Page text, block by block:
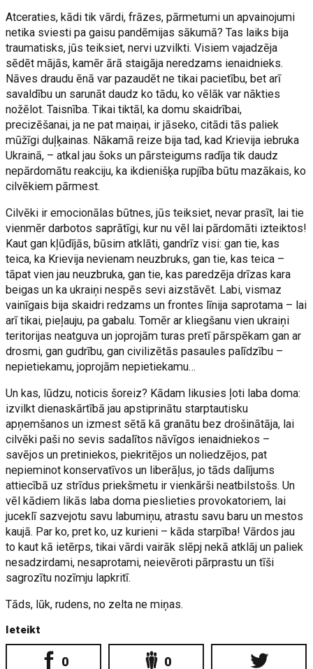
Atceraties, kādi tik vārdi, frāzes, pārmetumi un apvainojumi
netika sviesti pa gaisu pandēmijas sākumā? Tas laiks bija
traumatisks, jūs teiksiet, nervi uzvilkti. Visiem vajadzēja
sēdēt mājās, kamēr ārā staigāja neredzams ienaidnieks.
Nāves draudu ēnā var pazaudēt ne tikai pacietību, bet arī
savaldību un sarunāt daudz ko tādu, ko vēlāk var nākties
nožēlot. Taisnība. Tikai tiktāl, ka domu skaidrībai,
precizēšanai, ja ne pat maiņai, ir jāseko, citādi tās paliek
mūžīgi duļķainas. Nākamā reize bija tad, kad Krievija iebruka
Ukrainā, – atkal jau šoks un pārsteigums radīja tik daudz
nepārdomātu reakciju, ka ikdienišķa rupjība būtu mazākais, ko
cilvēkiem pārmest.
Cilvēki ir emocionālas būtnes, jūs teiksiet, nevar prasīt, lai tie
vienmēr darbotos saprātīgi, kur nu vēl lai pārdomāti izteiktos!
Kaut gan kļūdījās, būsim atklāti, gandrīz visi: gan tie, kas
teica, ka Krievija nevienam neuzbruks, gan tie, kas teica –
tāpat vien jau neuzbruka, gan tie, kas paredzēja drīzas kara
beigas un ka ukraiņi nespēs sevi aizstāvēt. Labi, vismaz
vainīgais bija skaidri redzams un frontes līnija saprotama – lai
arī tikai, pieļauju, pa gabalu. Tomēr ar kliegšanu vien ukraiņi
teritorijas neatguva un joprojām turas pretī pārspēkam gan ar
drosmi, gan gudrību, gan civilizētās pasaules palīdzību –
nepietiekamu, joprojām nepietiekamu…
Un kas, lūdzu, noticis šoreiz? Kādam likusies ļoti laba doma:
izvilkt dienaskārtībā jau apstiprinātu starptautisku
apņemšanos un izmest sētā kā granātu bez drošinātāja, lai
cilvēki paši no sevis sadalītos nāvīgos ienaidniekos –
savējos un pretiniekos, piekritējos un noliedzējos, pat
nepieminot konservatīvos un liberāļus, jo tāds dalījums
attiecībā uz strīdus priekšmetu ir vienkārši neatbilstošs. Un
vēl kādiem likās laba doma pieslieties provokatoriem, lai
juceklī sazvejotu savu labumiņu, atrastu savu baru un mestos
kaujā. Par ko, pret ko, uz kurieni – kāda starpība! Vārdos jau
to kaut kā ietērps, tikai vārdi vairāk slēpj nekā atklāj un paliek
nesadzirdami, nesaprotami, neievēroti pārprastu un tīši
sagrozītu nozīmju lapkritī.
Tāds, lūk, rudens, no zelta ne miņas.
Ieteikt
0 0